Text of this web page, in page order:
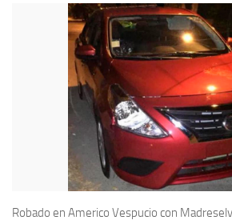
Robado en Americo Vespucio con